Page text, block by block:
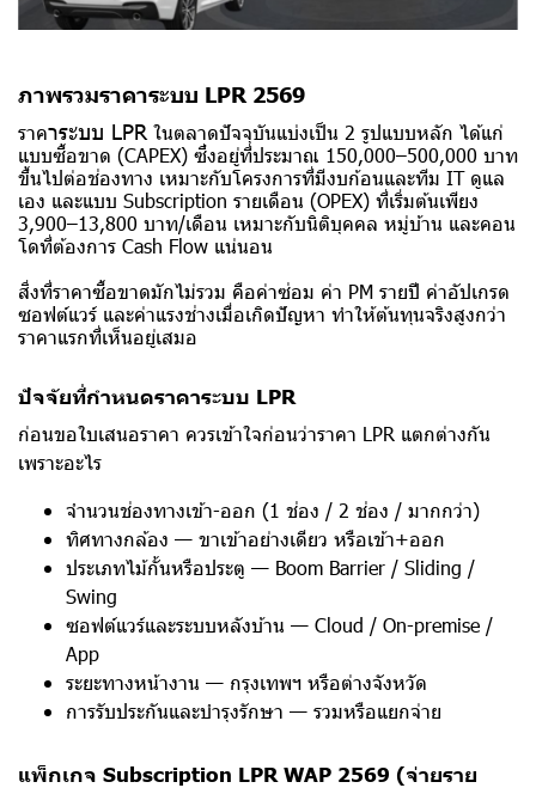
ภาพรวมราคาระบบ LPR 2569
ราคาระบบ LPR ในตลาดปัจจุบันแบ่งเป็น 2 รูปแบบหลัก ได้แก่
แบบซื้อขาด (CAPEX) ซึ่งอยู่ที่ประมาณ 150,000–500,000 บาท
ขึ้นไปต่อช่องทาง เหมาะกับโครงการที่มีงบก้อนและทีม IT ดูแล
เอง และแบบ Subscription รายเดือน (OPEX) ที่เริ่มต้นเพียง
3,900–13,800 บาท/เดือน เหมาะกับนิติบุคคล หมู่บ้าน และคอน
โดที่ต้องการ Cash Flow แน่นอน
สิ่งที่ราคาซื้อขาดมักไม่รวม คือค่าซ่อม ค่า PM รายปี ค่าอัปเกรด
ซอฟต์แวร์ และค่าแรงช่างเมื่อเกิดปัญหา ทำให้ต้นทุนจริงสูงกว่า
ราคาแรกที่เห็นอยู่เสมอ
ปัจจัยที่กำหนดราคาระบบ LPR
ก่อนขอใบเสนอราคา ควรเข้าใจก่อนว่าราคา LPR แตกต่างกัน
เพราะอะไร
จำนวนช่องทางเข้า-ออก (1 ช่อง / 2 ช่อง / มากกว่า)
ทิศทางกล้อง — ขาเข้าอย่างเดียว หรือเข้า+ออก
ประเภทไม้กั้นหรือประตู — Boom Barrier / Sliding /
Swing
ซอฟต์แวร์และระบบหลังบ้าน — Cloud / On-premise /
App
ระยะทางหน้างาน — กรุงเทพฯ หรือต่างจังหวัด
การรับประกันและบำรุงรักษา — รวมหรือแยกจ่าย
แพ็กเกจ Subscription LPR WAP 2569 (จ่ายราย